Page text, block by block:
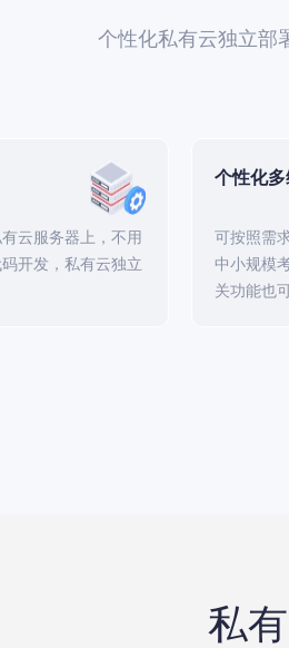
个性化私有云独立部
云服务器上，不用
开发，私有云独立
个性化
可按照需
中小规模
关功能也
私